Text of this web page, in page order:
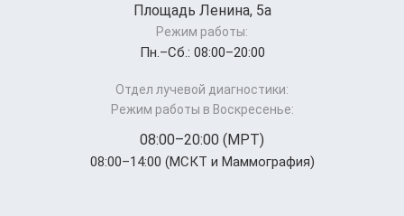
Площадь Ленина, 5а
Режим работы:
Пн.–Cб.: 08:00–20:00
Отдел лучевой диагностики:
Режим работы в Воскресенье:
08:00–20:00 (МРТ)
08:00–14:00 (МСКТ и Маммография)